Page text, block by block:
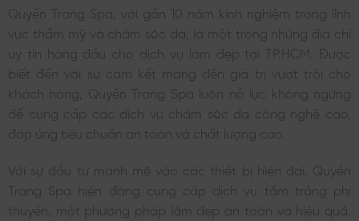
Quyền Trang Spa, với gần 10 năm kinh nghiệm trong lĩnh
vực thẩm mỹ và chăm sóc da, là một trong những địa chỉ
uy tín hàng đầu cho dịch vụ làm đẹp tại TP.HCM. Được
biết đến với sự cam kết mang đến giá trị vượt trội cho
khách hàng, Quyền Trang Spa luôn nỗ lực không ngừng
để cung cấp các dịch vụ chăm sóc da công nghệ cao,
đáp ứng tiêu chuẩn an toàn và chất lượng cao.
Với sự đầu tư mạnh mẽ vào các thiết bị hiện đại, Quyền
Trang Spa hiện đang cung cấp dịch vụ tắm trắng phi
thuyền, một phương pháp làm đẹp an toàn và hiệu quả.